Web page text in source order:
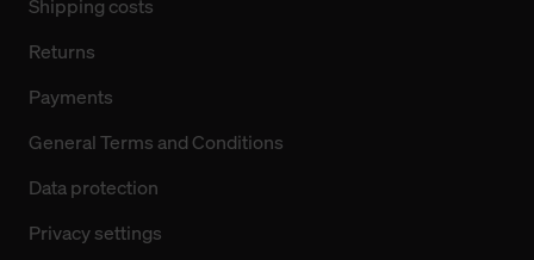
Shipping costs
Returns
Payments
General Terms and Conditions
Data protection
Privacy settings